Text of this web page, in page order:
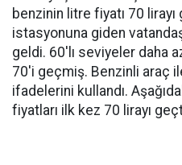
benzinin litre fiyatı 70 lirayı
istasyonuna giden
geldi. 60'lı seviyeler daha
70'i geçmiş. Benzinli araç
ifadelerini kullandı.
fiyatları ilk kez 70 lirayı